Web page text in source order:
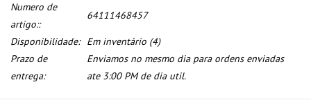
Numero de
artigo::
64111468457
Disponibilidade: Em inventário (4)
Prazo de
entrega:
Enviamos no mesmo dia para ordens enviadas
ate 3:00 PM de dia util.